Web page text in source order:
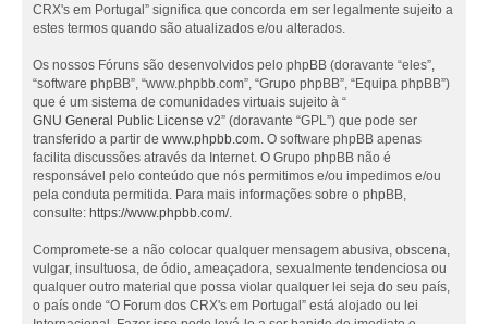
CRX's em Portugal” significa que concorda em ser legalmente sujeito a
estes termos quando são atualizados e/ou alterados.
Os nossos Fóruns são desenvolvidos pelo phpBB (doravante “eles”,
“software phpBB”, “www.phpbb.com”, “Grupo phpBB”, “Equipa phpBB”)
que é um sistema de comunidades virtuais sujeito à “
GNU General Public License v2” (doravante “GPL”) que pode ser
transferido a partir de www.phpbb.com. O software phpBB apenas
facilita discussões através da Internet. O Grupo phpBB não é
responsável pelo conteúdo que nós permitimos e/ou impedimos e/ou
pela conduta permitida. Para mais informações sobre o phpBB,
consulte: https://www.phpbb.com/.
Compromete-se a não colocar qualquer mensagem abusiva, obscena,
vulgar, insultuosa, de ódio, ameaçadora, sexualmente tendenciosa ou
qualquer outro material que possa violar qualquer lei seja do seu país,
o país onde “O Forum dos CRX's em Portugal” está alojado ou lei